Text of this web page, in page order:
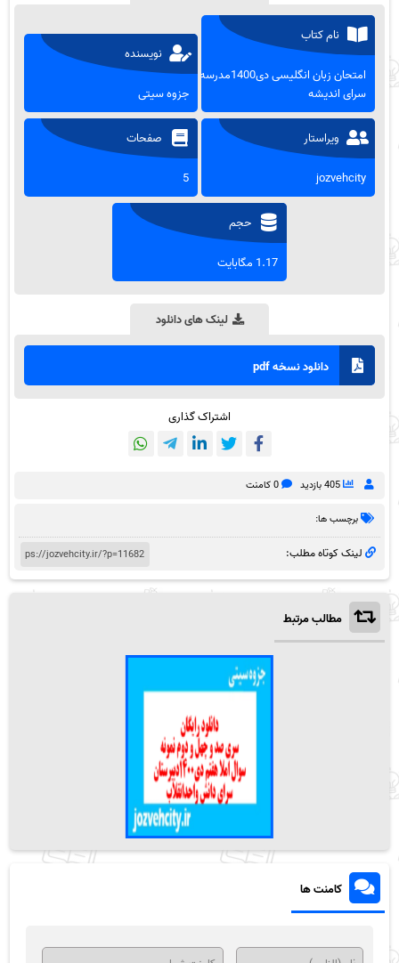
نام کتاب
امتحان زبان انگلیسی دی1400مدرسه
سرای اندیشه
نویسنده
جزوه سیتی
ویراستار
jozvehcity
صفحات
5
حجم
1.17 مگابایت
لینک های دانلود
دانلود نسخه pdf
اشتراک گذاری
405 بازدید 0 کامنت
برچسب ها:
لینک کوتاه مطلب:
مطالب مرتبط
کامنت ها